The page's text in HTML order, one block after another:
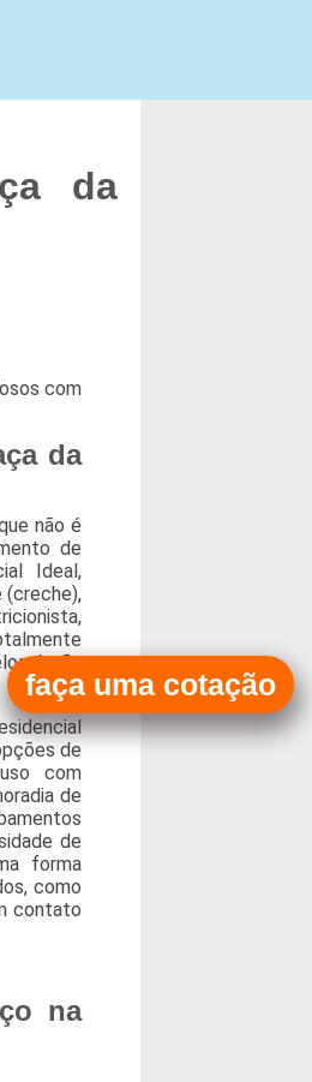
da
com
da
não é
de
Ideal,
(creche),
órgão
de
com
de
de
forma
como
contato
na
faça uma cotação